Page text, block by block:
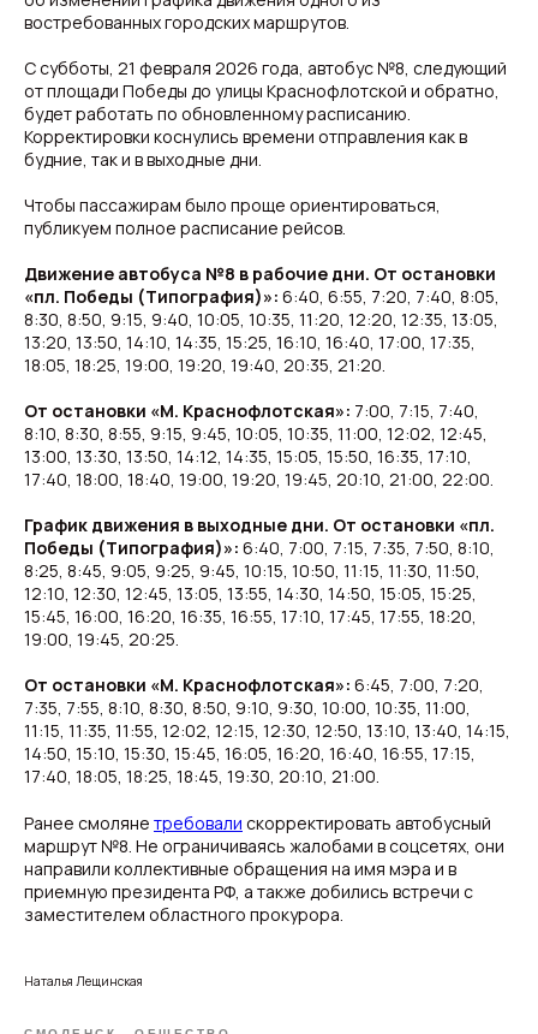
востребованных городских маршрутов.
С субботы, 21 февраля 2026 года, автобус №8, следующий
от площади Победы до улицы Краснофлотской и обратно,
будет работать по обновленному расписанию.
Корректировки коснулись времени отправления как в
будние, так и в выходные дни.
Чтобы пассажирам было проще ориентироваться,
публикуем полное расписание рейсов.
Движение автобуса №8 в рабочие дни. От остановки
«пл. Победы (Типография)»: 6:40, 6:55, 7:20, 7:40, 8:05,
8:30, 8:50, 9:15, 9:40, 10:05, 10:35, 11:20, 12:20, 12:35, 13:05,
13:20, 13:50, 14:10, 14:35, 15:25, 16:10, 16:40, 17:00, 17:35,
18:05, 18:25, 19:00, 19:20, 19:40, 20:35, 21:20.
От остановки «М. Краснофлотская»: 7:00, 7:15, 7:40,
8:10, 8:30, 8:55, 9:15, 9:45, 10:05, 10:35, 11:00, 12:02, 12:45,
13:00, 13:30, 13:50, 14:12, 14:35, 15:05, 15:50, 16:35, 17:10,
17:40, 18:00, 18:40, 19:00, 19:20, 19:45, 20:10, 21:00, 22:00.
График движения в выходные дни. От остановки «пл.
Победы (Типография)»: 6:40, 7:00, 7:15, 7:35, 7:50, 8:10,
8:25, 8:45, 9:05, 9:25, 9:45, 10:15, 10:50, 11:15, 11:30, 11:50,
12:10, 12:30, 12:45, 13:05, 13:55, 14:30, 14:50, 15:05, 15:25,
15:45, 16:00, 16:20, 16:35, 16:55, 17:10, 17:45, 17:55, 18:20,
19:00, 19:45, 20:25.
От остановки «М. Краснофлотская»: 6:45, 7:00, 7:20,
7:35, 7:55, 8:10, 8:30, 8:50, 9:10, 9:30, 10:00, 10:35, 11:00,
11:15, 11:35, 11:55, 12:02, 12:15, 12:30, 12:50, 13:10, 13:40, 14:15,
14:50, 15:10, 15:30, 15:45, 16:05, 16:20, 16:40, 16:55, 17:15,
17:40, 18:05, 18:25, 18:45, 19:30, 20:10, 21:00.
Ранее смоляне требовали скорректировать автобусный
маршрут №8. Не ограничиваясь жалобами в соцсетях, они
направили коллективные обращения на имя мэра и в
приемную президента РФ, а также добились встречи с
заместителем областного прокурора.
Наталья Лещинская